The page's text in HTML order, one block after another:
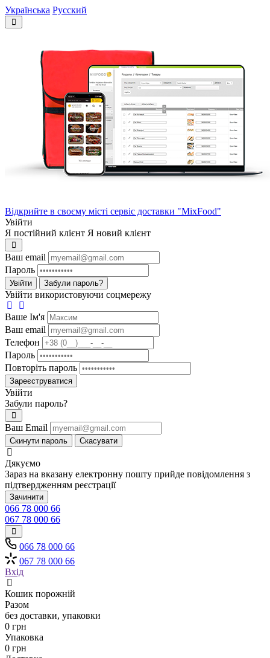
Українська Русский
Відкрийте в своєму місті сервіс доставки "MixFood"
Увійти
Я постійний клієнт Я новий клієнт
Ваш email
Пароль
Увійти Забули пароль?
Увійти використовуючи соцмережу
Ваше Iм'я
Ваш email
Телефон
Пароль
Повторіть пароль
Зареєструватися
Увійти
Забули пароль?
Ваш Email
Скинути пароль Скасувати
Дякуємо
Зараз на вказану електронну пошту прийде повідомлення з
підтвердженням реєстрації
Зачинити
066 78 000 66
067 78 000 66
066 78 000 66
067 78 000 66
Вхід
Кошик порожній
Разом
без доставки, упаковки
0 грн
Упаковка
0 грн